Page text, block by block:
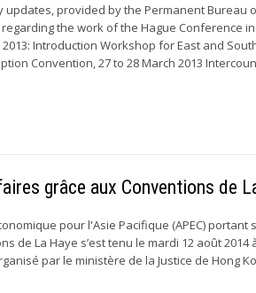
updates, provided by the Permanent Bureau
the work of the Hague Conference
Introduction Workshop for East and
Convention, 27 to 28 March 2013
grâce aux Conventions de
pour l'Asie Pacifique (APEC)
de La Haye s’est tenu le mardi 12 août 2014
par le ministère de la Justice de Hong